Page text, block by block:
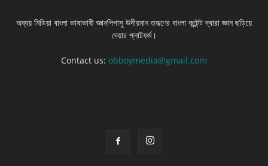
অব্যয় মিডিয়া বাংলা ভাষাভাষী জ্ঞানপিপাসু উদীয়মান তরূণের বাংলা কন্টেন্ট দ্বারা জ্ঞান ছড়িয়ে
দেয়ার প্লাটফর্ম।
Contact us: obboymedia@gmail.com